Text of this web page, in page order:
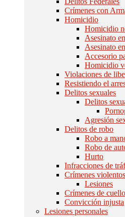
Crímenes con
Homicidio
Homicidio
Asesinato
Asesinato
Accesorio
Homicidio
Violaciones de
Resistiendo el
Delitos sexuales
Delitos
Agresión
Delitos de robo
Robo a
Robo de
Hurto
Infracciones de
Crímenes violentos
Lesiones
Crímenes de
Convicción injusta
Lesiones personales